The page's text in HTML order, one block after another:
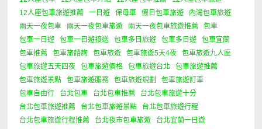
12人座包車旅遊推薦
一日遊 保母車 假日包車旅遊
內灣包車旅遊
兩天一夜包車
兩天一夜包車旅遊 兩天一夜包車旅遊推薦
包車
包車一日遊
包車一日遊接送 包車多日旅遊 包車多日遊
包車宜蘭
包車推薦
包車旅諮詢 包車旅遊 包車旅遊5天4夜
包車旅遊九人座
包車旅遊五天四夜
包車旅遊價格 包車旅遊台北
包車旅遊推薦
包車旅遊景點
包車旅遊服務 包車旅遊規劃
包車旅遊訂車
包車自由行
台北包車 台北包車推薦
台北包車旅遊十分
台北包車旅遊推薦
台北包車旅遊景點
台北包車旅遊行程
台北包車旅遊行程推薦
台北夜市包車旅遊
台北宜蘭一日遊